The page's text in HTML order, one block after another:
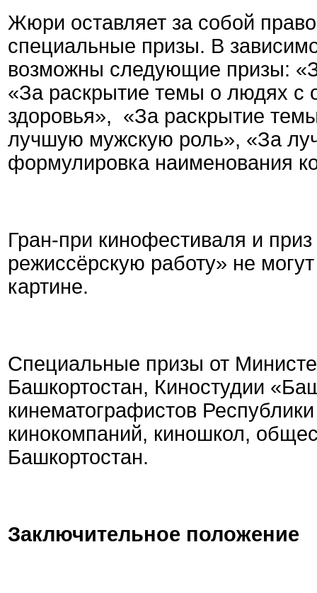
Жюри оставляет за собой
специальные призы. В
возможны следующие призы:
«За раскрытие темы о людях с
здоровья», «За раскрытие
лучшую мужскую роль», «За
формулировка наименования
Гран-при кинофестиваля и
режиссёрскую работу» не
картине.
Специальные призы от
Башкортостан, Киностудии
кинематографистов
кинокомпаний, киношкол,
Башкортостан.
Заключительное положение